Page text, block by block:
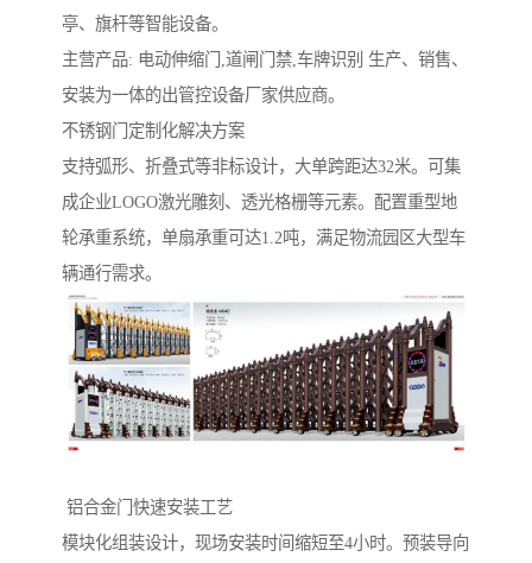
亭、旗杆等智能设备。
主营产品: 电动伸缩门,道闸门禁,车牌识别 生产、销售、
安装为一体的出管控设备厂家供应商。
不锈钢门定制化解决方案‌
支持弧形、折叠式等非标设计，大单跨距达32米。可集
成企业LOGO激光雕刻、透光格栅等元素。配置重型地
轮承重系统，单扇承重可达1.2吨，满足物流园区大型车
辆通行需求。
‌ 铝合金门快速安装工艺‌
模块化组装设计，现场安装时间缩短至4小时。预装导向